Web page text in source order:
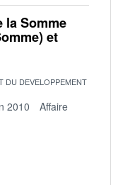
la Somme
et
DU DEVELOPPEMENT
2010
Affaire